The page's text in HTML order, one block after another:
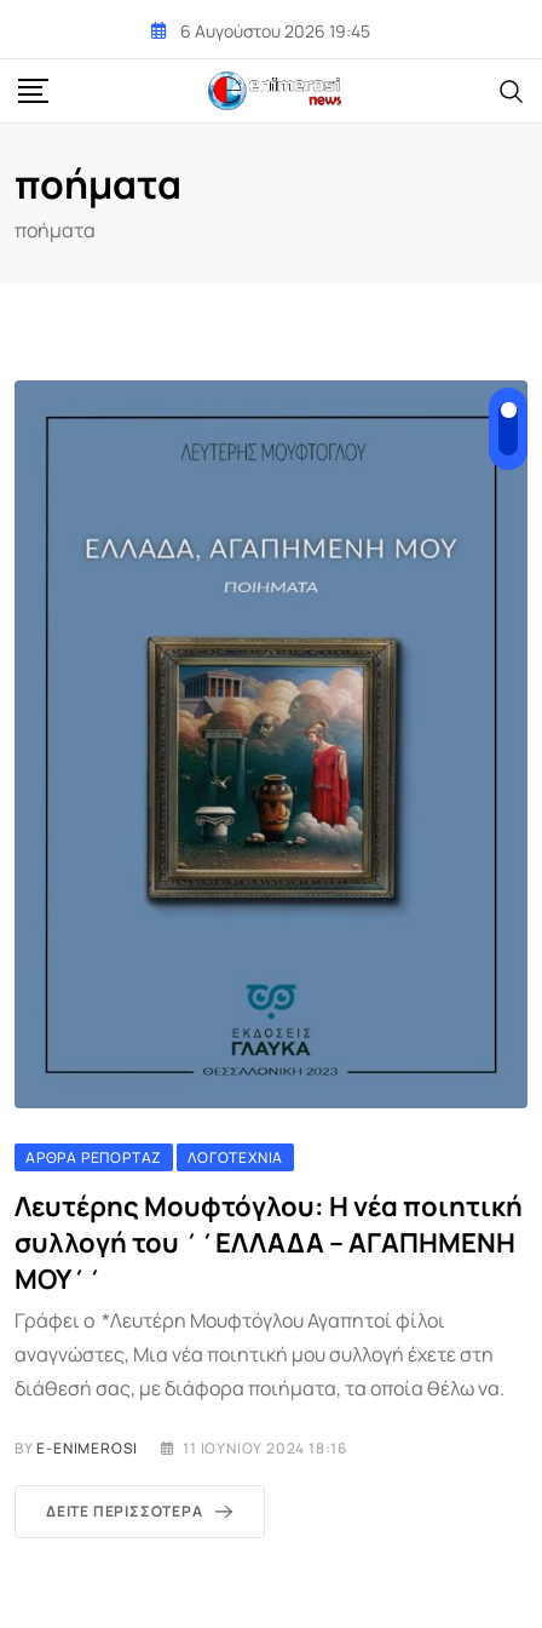
content
6 Αυγούστου 2026 19:45
ποήματα
ποήματα
ΆΡΘΡΑ ΡΕΠΟΡΤΆΖ ΛΟΓΟΤΕΧΝΊΑ
Λευτέρης Μουφτόγλου: Η νέα ποιητική
συλλογή του ΄΄ΕΛΛΑΔΑ – ΑΓΑΠΗΜΕΝΗ
ΜΟΥ΄΄
Γράφει ο *Λευτέρη Μουφτόγλου Αγαπητοί φίλοι
αναγνώστες, Μια νέα ποιητική μου συλλογή έχετε στη
διάθεσή σας, με διάφορα ποιήματα, τα οποία θέλω να.
BYE-ENIMEROSI 11 ΙΟΥΝΊΟΥ 2024 18:16
ΔΕΊΤΕ ΠΕΡΙΣΣΌΤΕΡΑ